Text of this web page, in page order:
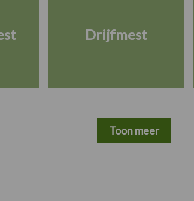
Drijfmest
Toon meer